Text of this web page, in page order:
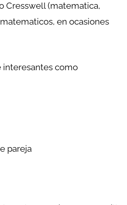
Cresswell (matematica,
en ocasiones
interesantes como
pareja